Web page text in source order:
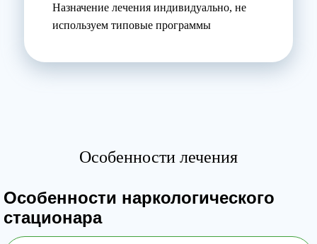
Назначение лечения индивидуально, не
используем типовые программы
Особенности лечения
Особенности наркологического
стационара